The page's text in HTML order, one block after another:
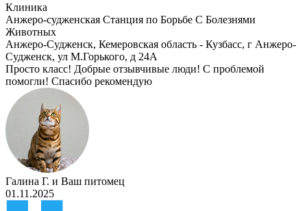
Клиника
Анжеро-судженская Станция по Борьбе С Болезнями
Животных
Анжеро-Судженск, Кемеровская область - Кузбасс, г Анжеро-
Судженск, ул М.Горького, д 24А
Просто класс! Добрые отзывчивые люди! С проблемой
помогли! Спасибо рекомендую
Галина Г. и Ваш питомец
01.11.2025